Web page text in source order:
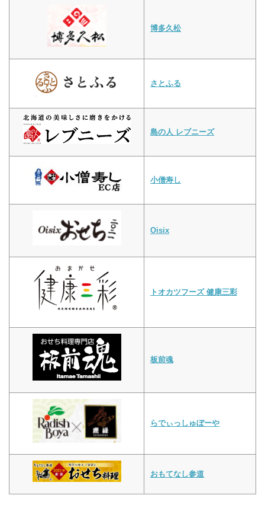
博多久松
さとふる
島の人 レブニーズ
小僧寿し
Oisix
トオカツフーズ 健康三彩
板前魂
らでぃっしゅぼーや
おもてなし参道